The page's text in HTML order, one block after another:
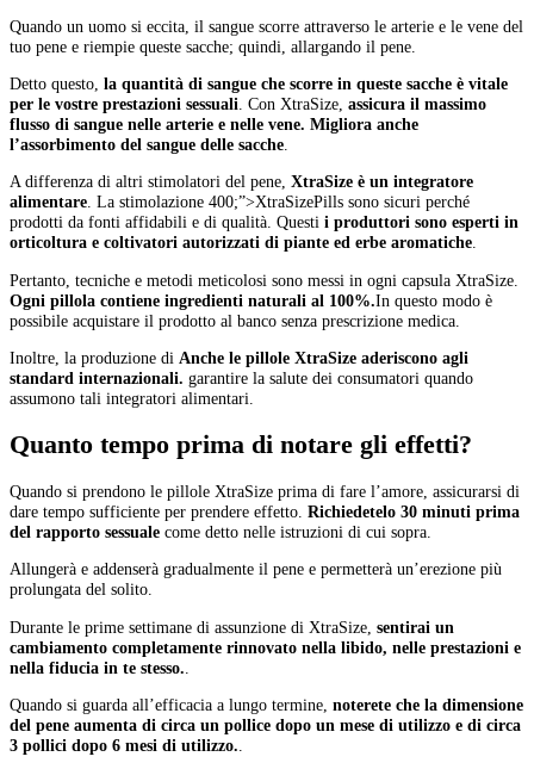
Quando un uomo si eccita, il sangue scorre attraverso le arterie e le vene del
tuo pene e riempie queste sacche; quindi, allargando il pene.
Detto questo, la quantità di sangue che scorre in queste sacche è vitale
per le vostre prestazioni sessuali . Con XtraSize, assicura il massimo
flusso di sangue nelle arterie e nelle vene. Migliora anche
l’assorbimento del sangue delle sacche
A differenza di altri stimolatori del pene, XtraSize è un integratore
alimentare. La stimolazione 400;”>XtraSizePills sono sicuri perché
prodotti da fonti affidabili e di qualità. Questi i produttori sono esperti in
orticoltura e coltivatori autorizzati di piante ed erbe aromatiche.
Pertanto, tecniche e metodi meticolosi sono messi in ogni capsula XtraSize.
Ogni pillola contiene ingredienti naturali al 100%.In questo modo è
possibile acquistare il prodotto al banco senza prescrizione medica.
Inoltre, la produzione di Anche le pillole XtraSize aderiscono agli
standard internazionali. garantire la salute dei consumatori quando
assumono tali integratori alimentari.
Quanto tempo prima di notare gli effetti?
Quando si prendono le pillole XtraSize prima di fare l’amore, assicurarsi di
dare tempo sufficiente per prendere effetto. Richiedetelo 30 minuti prima
del rapporto sessuale come detto nelle istruzioni di cui sopra.
Allungerà e addenserà gradualmente il pene e permetterà un’erezione più
prolungata del solito.
Durante le prime settimane di assunzione di XtraSize, sentirai un
cambiamento completamente rinnovato nella libido, nelle prestazioni e
nella fiducia in te stesso.
Quando si guarda all’efficacia a lungo termine, noterete che la dimensione
del pene aumenta di circa un pollice dopo un mese di utilizzo e di circa
3 pollici dopo 6 mesi di utilizzo.